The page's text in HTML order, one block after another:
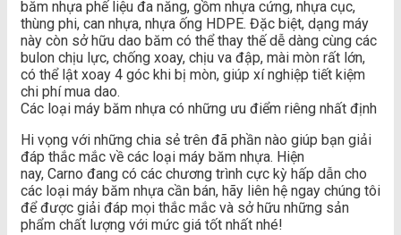
băm nhựa phế liệu đa năng, gồm nhựa cứng, nhựa cục,
thùng phi, can nhựa, nhựa ống HDPE. Đặc biệt, dạng máy
này còn sở hữu dao băm có thể thay thế dễ dàng cùng các
bulon chịu lực, chống xoay, chịu va đập, mài mòn rất lớn,
có thể lật xoay 4 góc khi bị mòn, giúp xí nghiệp tiết kiệm
chi phí mua dao.
Các loại máy băm nhựa có những ưu điểm riêng nhất định
Hi vọng với những chia sẻ trên đã phần nào giúp bạn giải
đáp thắc mắc về các loại máy băm nhựa. Hiện
nay, Carno đang có các chương trình cực kỳ hấp dẫn cho
các loại máy băm nhựa cần bán, hãy liên hệ ngay chúng tôi
để được giải đáp mọi thắc mắc và sở hữu những sản
phẩm chất lượng với mức giá tốt nhất nhé!